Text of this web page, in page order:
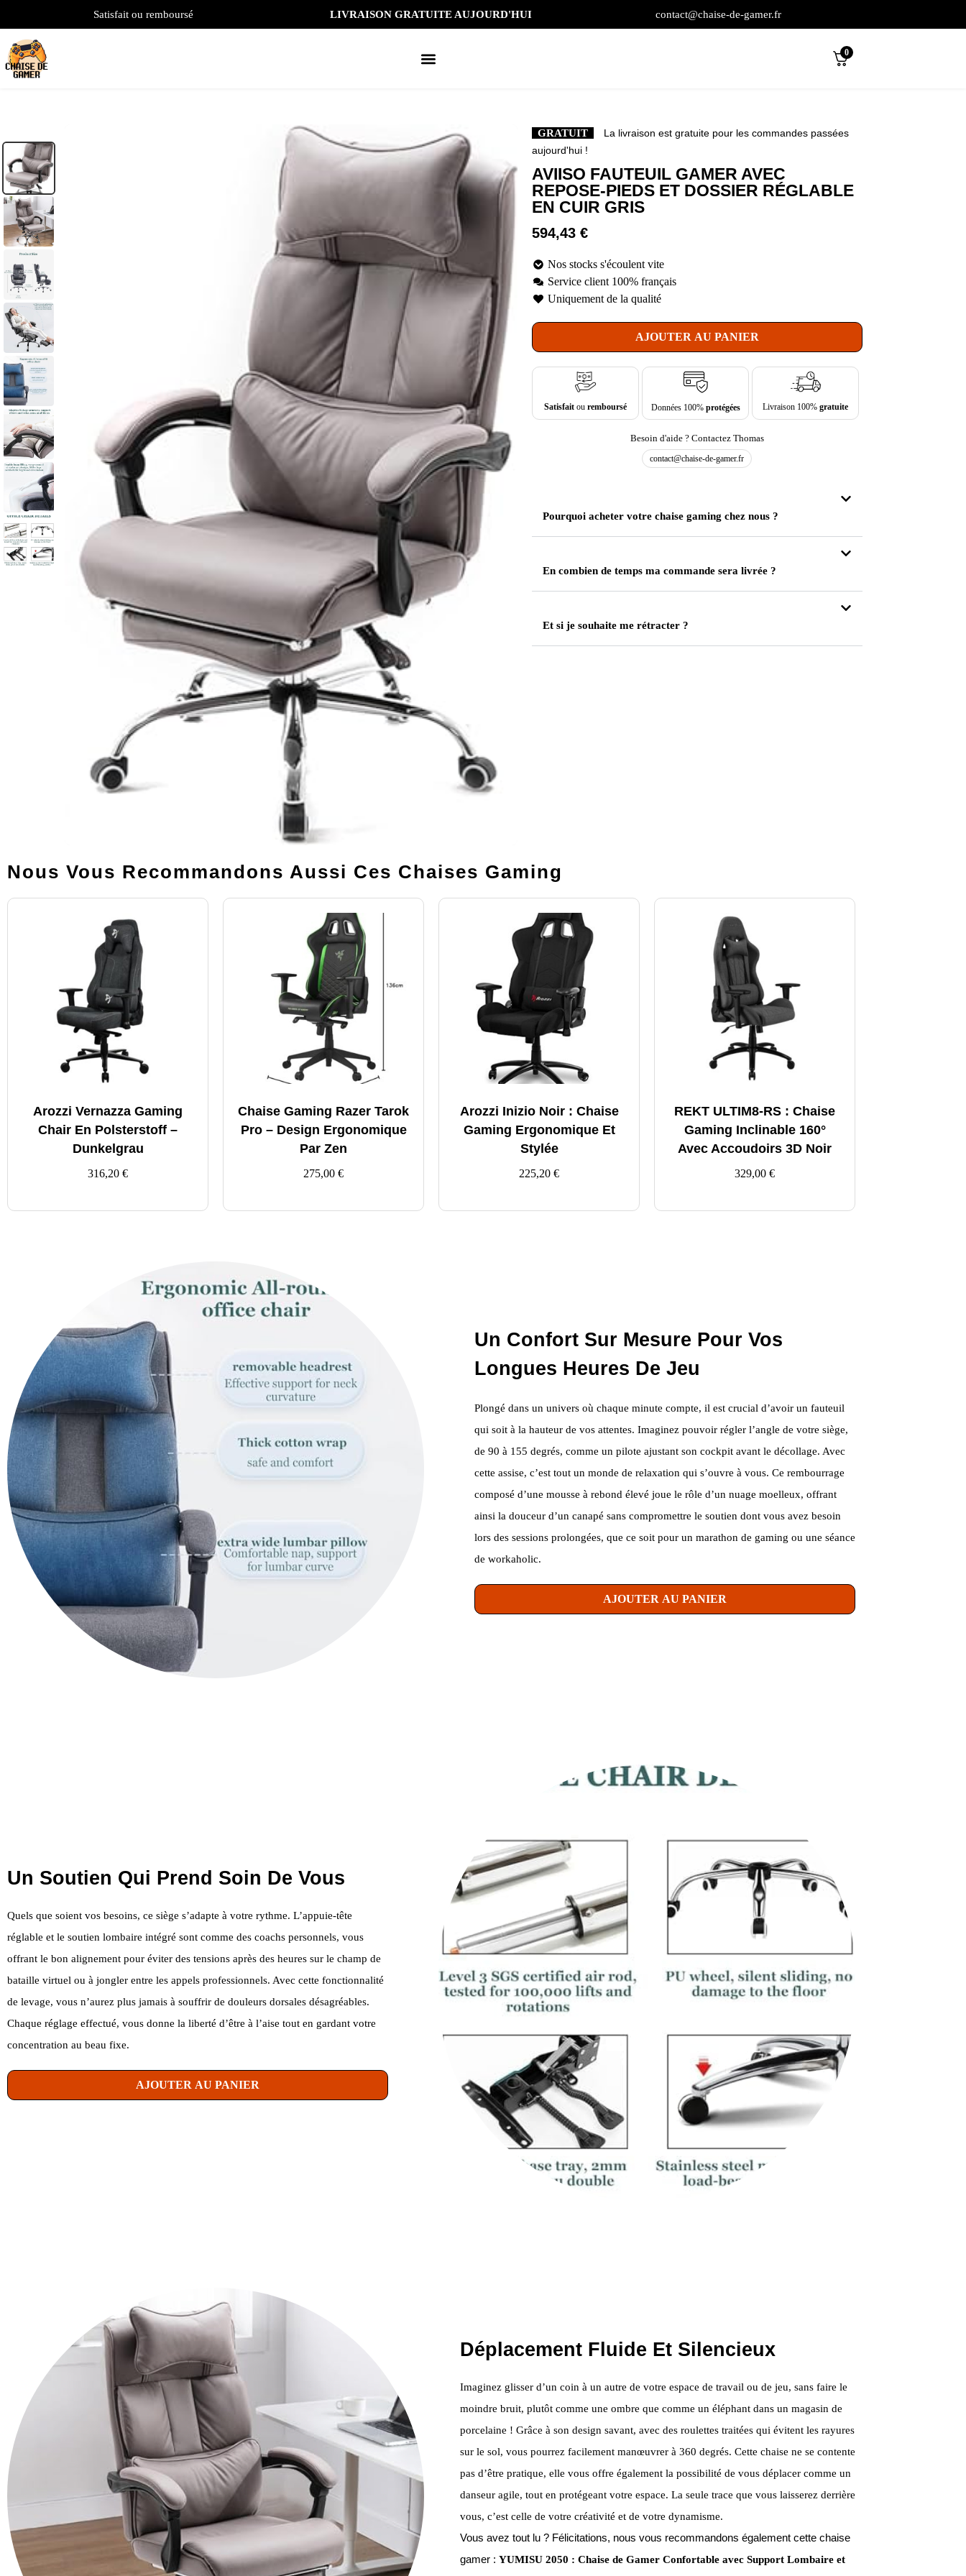
Satisfait ou remboursé LIVRAISON GRATUITE AUJOURD'HUI contact@chaise-de-gamer.fr
0
GRATUIT
La livraison est gratuite pour les commandes passées
aujourd'hui !
AVIISO FAUTEUIL GAMER AVEC
REPOSE-PIEDS ET DOSSIER RÉGLABLE
EN CUIR GRIS
594,43 €
Nos stocks s'écoulent vite
Service client 100% français
Uniquement de la qualité
AJOUTER AU PANIER
Satisfait ouremboursé Données 100% protégées Livraison 100%gratuite
Besoin d'aide ? Contactez Thomas
contact@chaise-de-gamer.fr
Pourquoi acheter votre chaise gaming chez nous ?
En combien de temps ma commande sera livrée ?
Et si je souhaite me rétracter ?
Nous Vous Recommandons Aussi Ces Chaises Gaming
Arozzi Vernazza Gaming
Chair En Polsterstoff –
Dunkelgrau
316,20 €
Chaise Gaming Razer Tarok
Pro – Design Ergonomique
Par Zen
275,00 €
Arozzi Inizio Noir : Chaise
Gaming Ergonomique Et
Stylée
225,20 €
REKT ULTIM8-RS : Chaise
Gaming Inclinable 160°
Avec Accoudoirs 3D Noir
329,00 €
Un Confort Sur Mesure Pour Vos
Longues Heures De Jeu
Plongé dans un univers où chaque minute compte, il est crucial d’avoir un fauteuil
qui soit à la hauteur de vos attentes. Imaginez pouvoir régler l’angle de votre siège,
de 90 à 155 degrés, comme un pilote ajustant son cockpit avant le décollage. Avec
cette assise, c’est tout un monde de relaxation qui s’ouvre à vous. Ce rembourrage
composé d’une mousse à rebond élevé joue le rôle d’un nuage moelleux, offrant
ainsi la douceur d’un canapé sans compromettre le soutien dont vous avez besoin
lors des sessions prolongées, que ce soit pour un marathon de gaming ou une séance
de workaholic.
AJOUTER AU PANIER
Un Soutien Qui Prend Soin De Vous
Quels que soient vos besoins, ce siège s’adapte à votre rythme. L’appuie-tête
réglable et le soutien lombaire intégré sont comme des coachs personnels, vous
offrant le bon alignement pour éviter des tensions après des heures sur le champ de
bataille virtuel ou à jongler entre les appels professionnels. Avec cette fonctionnalité
de levage, vous n’aurez plus jamais à souffrir de douleurs dorsales désagréables.
Chaque réglage effectué, vous donne la liberté d’être à l’aise tout en gardant votre
concentration au beau fixe.
AJOUTER AU PANIER
Déplacement Fluide Et Silencieux
Imaginez glisser d’un coin à un autre de votre espace de travail ou de jeu, sans faire le
moindre bruit, plutôt comme une ombre que comme un éléphant dans un magasin de
porcelaine ! Grâce à son design savant, avec des roulettes traitées qui évitent les rayures
sur le sol, vous pourrez facilement manœuvrer à 360 degrés. Cette chaise ne se contente
pas d’être pratique, elle vous offre également la possibilité de vous déplacer comme un
danseur agile, tout en protégeant votre espace. La seule trace que vous laisserez derrière
vous, c’est celle de votre créativité et de votre dynamisme.
Vous avez tout lu ? Félicitations, nous vous recommandons également cette chaise
gamer : YUMISU 2050 : Chaise de Gamer Confortable avec Support Lombaire et